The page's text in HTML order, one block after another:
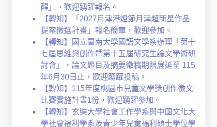
醒」，歡迎踴躍報名。
【轉知】「2027月津港燈節月津超新星作品
提案徵選計畫」報名簡章，歡迎參加。
【轉知】國立臺南大學國語文學系辦理「第十
七屆思維與創作暨第十五屆研究生論文學術研
討會」，論文題目及摘要徵稿期限展延至 115
年6月30日止，歡迎踴躍投稿。
【轉知】115年度桃園市兒童文學獎創作徵文
比賽實施計畫1份，歡迎踴躍參加。
【轉知】玄奘大學社會工作學系與中國文化大
學社會福利學系及青少年兒童福利碩士學位學